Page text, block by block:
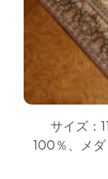
サイズ：
100％、メ